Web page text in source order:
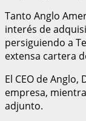
Tanto Anglo
interés de
persiguiendo a
extensa cartera
El CEO de
empresa,
adjunto.